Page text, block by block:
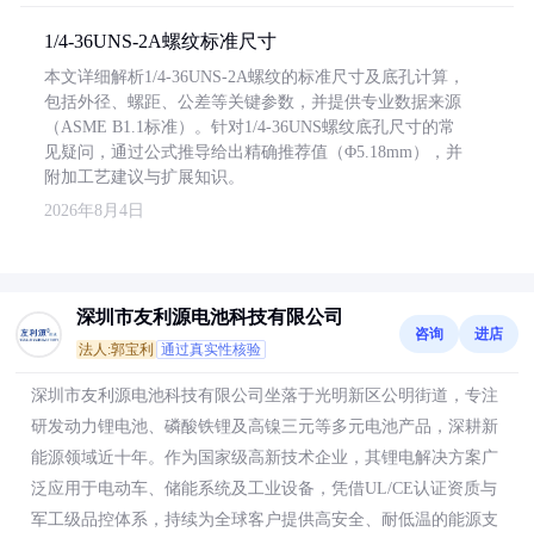
1/4-36UNS-2A螺纹标准尺寸
本文详细解析1/4-36UNS-2A螺纹的标准尺寸及底孔计算，
包括外径、螺距、公差等关键参数，并提供专业数据来源
（ASME B1.1标准）。针对1/4-36UNS螺纹底孔尺寸的常
见疑问，通过公式推导给出精确推荐值（Φ5.18mm），并
附加工艺建议与扩展知识。
2026年8月4日
深圳市友利源电池科技有限公司
法人:郭宝利 通过真实性核验
咨询 进店
深圳市友利源电池科技有限公司坐落于光明新区公明街道，专注
研发动力锂电池、磷酸铁锂及高镍三元等多元电池产品，深耕新
能源领域近十年。作为国家级高新技术企业，其锂电解决方案广
泛应用于电动车、储能系统及工业设备，凭借UL/CE认证资质与
军工级品控体系，持续为全球客户提供高安全、耐低温的能源支